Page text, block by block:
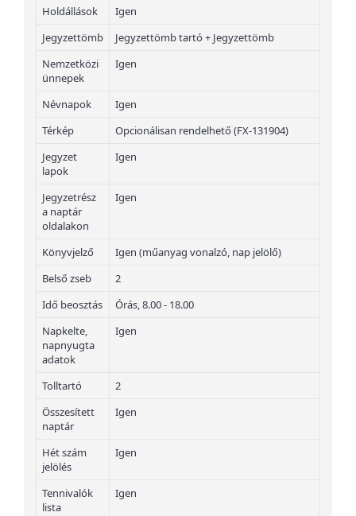
Holdállások
Igen
Jegyzettömb
Jegyzettömb tartó + Jegyzettömb
Nemzetközi
ünnepek
Igen
Névnapok
Igen
Térkép
Opcionálisan rendelhető (FX-131904)
Jegyzet
lapok
Igen
Jegyzetrész
a naptár
oldalakon
Igen
Könyvjelző
Igen (műanyag vonalzó, nap jelölő)
Belső zseb
2
Idő beosztás
Órás, 8.00 - 18.00
Napkelte,
napnyugta
adatok
Igen
Tolltartó
2
Összesített
naptár
Igen
Hét szám
jelölés
Igen
Tennivalók
lista
Igen